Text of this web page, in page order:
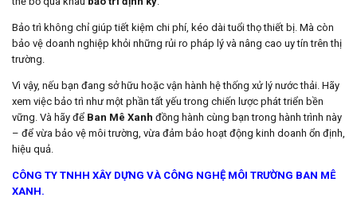
Bảo trì không chỉ giúp tiết kiệm chi phí, kéo dài tuổi thọ thiết bị. Mà còn
bảo vệ doanh nghiệp khỏi những rủi ro pháp lý và nâng cao uy tín trên thị
trường.
Vì vậy, nếu bạn đang sở hữu hoặc vận hành hệ thống xử lý nước thải. Hãy
xem việc bảo trì như một phần tất yếu trong chiến lược phát triển bền
vững. Và hãy để Ban Mê Xanh đồng hành cùng bạn trong hành trình này
– để vừa bảo vệ môi trường, vừa đảm bảo hoạt động kinh doanh ổn định,
hiệu quả.
CÔNG TY TNHH XÂY DỰNG VÀ CÔNG NGHỆ MÔI TRƯỜNG BAN MÊ
XANH.